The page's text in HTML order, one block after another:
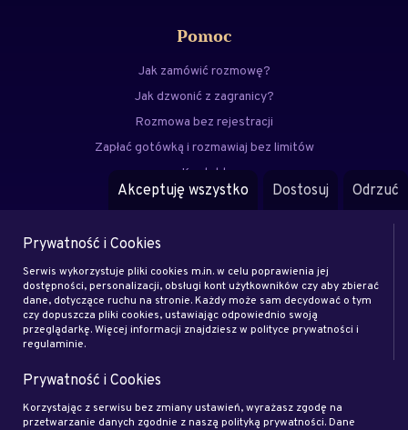
Pomoc
Jak zamówić rozmowę?
Jak dzwonić z zagranicy?
Rozmowa bez rejestracji
Zapłać gotówką i rozmawiaj bez limitów
Kontakt
FAQ
Eksperci
Zostań klientem
Zostań ekspertem
Regulamin
Akceptuję wszystko Dostosuj Odrzuć
Prywatność i Cookies
Serwis wykorzystuje pliki cookies m.in. w celu poprawienia jej
dostępności, personalizacji, obsługi kont użytkowników czy aby zbierać
dane, dotyczące ruchu na stronie. Każdy może sam decydować o tym
czy dopuszcza pliki cookies, ustawiając odpowiednio swoją
przeglądarkę. Więcej informacji znajdziesz w polityce prywatności i
regulaminie.
Prywatność i Cookies
Korzystając z serwisu bez zmiany ustawień, wyrażasz zgodę na
przetwarzanie danych zgodnie z naszą polityką prywatności. Dane